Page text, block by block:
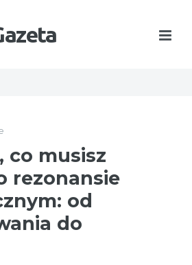
co musisz
rezonansie
od
do